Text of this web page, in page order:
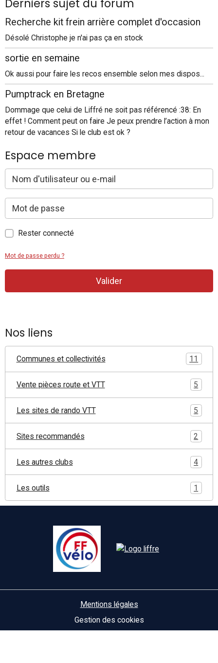
Derniers sujet du forum
Recherche kit frein arrière complet d'occasion
Désolé Christophe je n'ai pas ça en stock
sortie en semaine
Ok aussi pour faire les recos ensemble selon mes dispos...
Pumptrack en Bretagne
Dommage que celui de Liffré ne soit pas référencé :38: En
effet ! Comment peut on faire Je peux prendre l’action à mon
retour de vacances Si le club est ok ?
Espace membre
Rester connecté
Mot de passe perdu ?
Valider
Nos liens
Communes et collectivités 11
Vente pièces route et VTT 5
Les sites de rando VTT 5
Sites recommandés 2
Les autres clubs 4
Les outils 1
Mentions légales
Gestion des cookies